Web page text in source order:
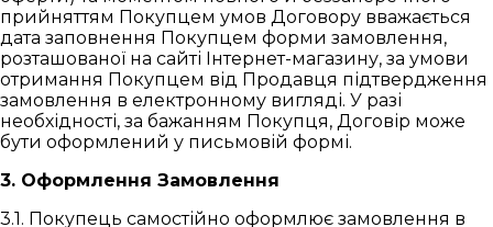
прийняттям Покупцем умов Договору вважається
дата заповнення Покупцем форми замовлення,
розташованої на сайті Інтернет-магазину, за умови
отримання Покупцем від Продавця підтвердження
замовлення в електронному вигляді. У разі
необхідності, за бажанням Покупця, Договір може
бути оформлений у письмовій формі.
3. Оформлення Замовлення
3.1. Покупець самостійно оформлює замовлення в